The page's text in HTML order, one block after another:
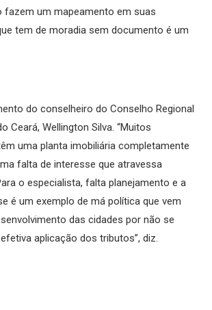
fazem um mapeamento em suas
tem de moradia sem documento é um
do conselheiro do Conselho Regional
Ceará, Wellington Silva. “Muitos
uma planta imobiliária completamente
falta de interesse que atravessa
o especialista, falta planejamento e a
é um exemplo de má política que vem
das cidades por não se
aplicação dos tributos”, diz.